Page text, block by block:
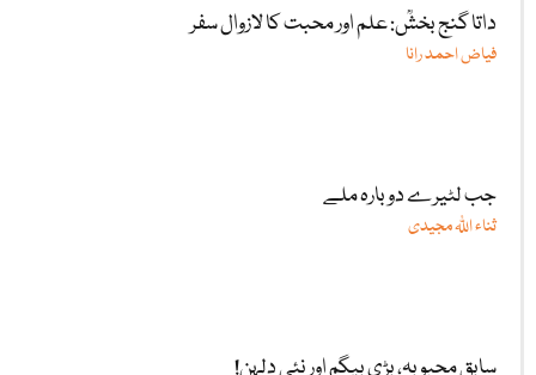
داتا گنج بخشؒ: علم اور محبت کا لازوال سفر
فیاض احمد رانا
جب لٹیرے دوبارہ ملے
ثناء اللّٰہ مجیدی